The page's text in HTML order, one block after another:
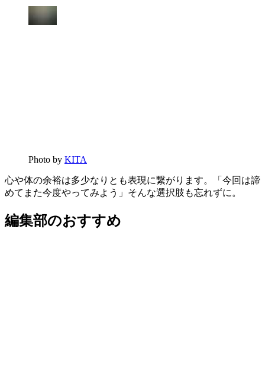
Photo by KITA
心や体の余裕は多少なりとも表現に繋がります。「今回は諦
めてまた今度やってみよう」そんな選択肢も忘れずに。
編集部のおすすめ